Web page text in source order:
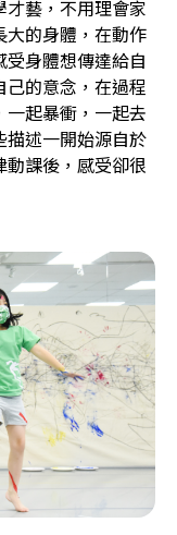
藝，不用理會家
大的身體，在動作
身體想傳達給自
的意念，在過程
起暴衝，一起去
描述一開始源自於
課後，感受卻很